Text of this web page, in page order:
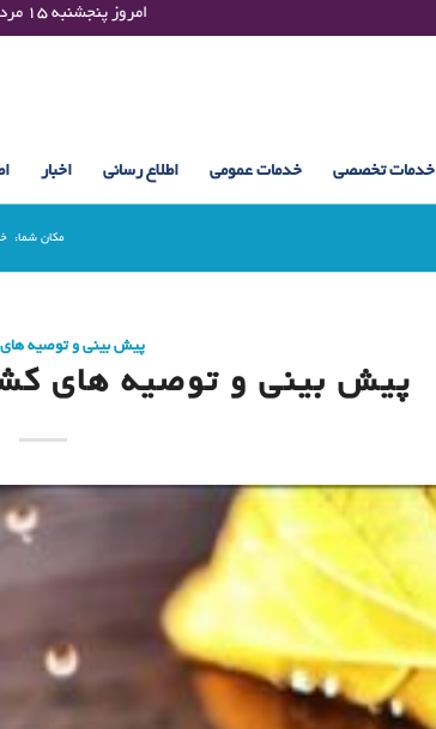
Thursday 06 August 2026 , 19:46 UTC ¤¤¤¤ امروز پنجشنبه ۱۵ مرداد ۱۴۰۵ساعت : ۱۹:۴۶
خدمات تخصصی خدمات عمومی اطلاع رسانی اخبار
مکان شما:
پیش بینی و توصیه
پیش بینی و توصیه های کشاورزی